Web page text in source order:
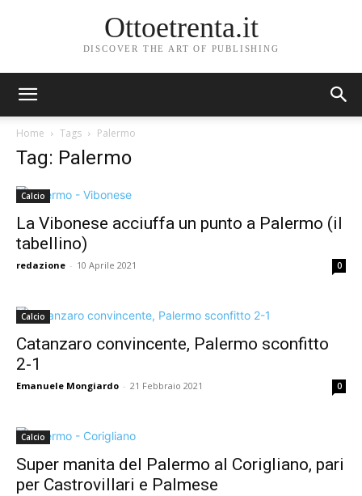
Ottoetrenta.it
DISCOVER THE ART OF PUBLISHING
Home Tags Palermo
Tag: Palermo
Calcio
La Vibonese acciuffa un punto a Palermo (il
tabellino)
redazione - 10 Aprile 2021 0
Calcio
Catanzaro convincente, Palermo sconfitto
2-1
Emanuele Mongiardo - 21 Febbraio 2021 0
Calcio
Super manita del Palermo al Corigliano, pari
per Castrovillari e Palmese